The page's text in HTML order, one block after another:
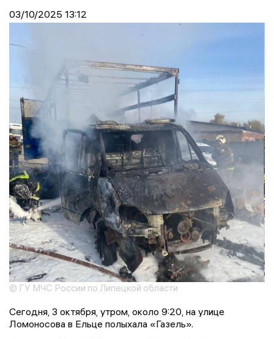
03/10/2025 13:12
© ГУ МЧС России по Липецкой области
Сегодня, 3 октября, утром, около 9:20, на улице
Ломоносова в Ельце полыхала «Газель».